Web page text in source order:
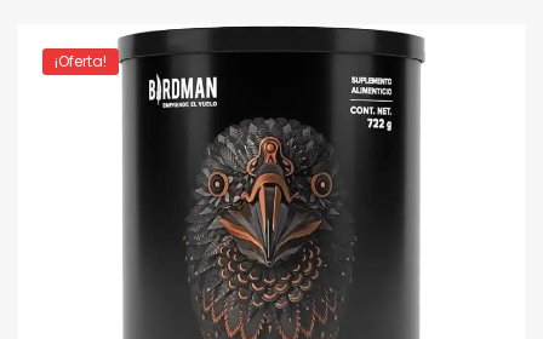
¡Oferta!